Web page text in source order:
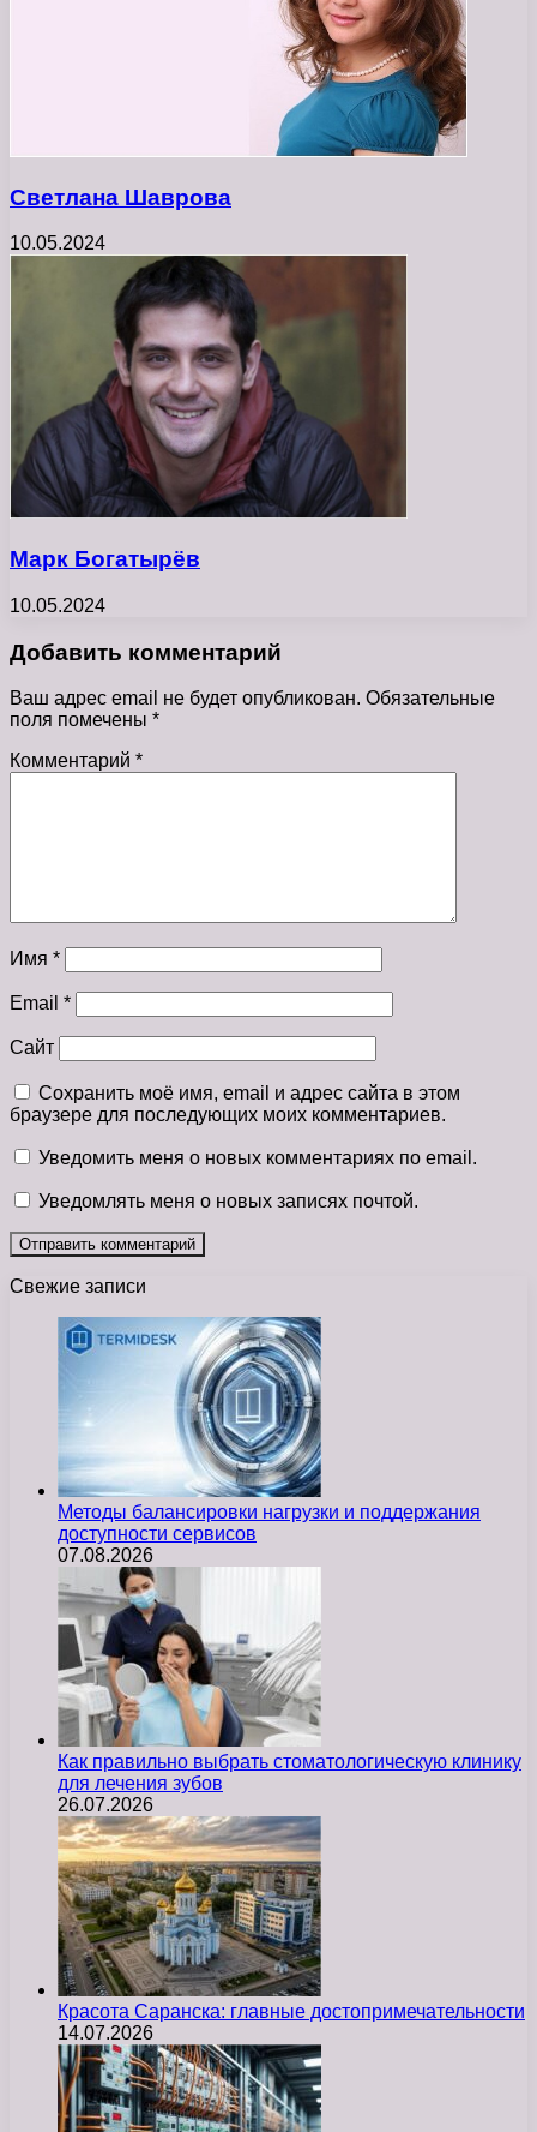
Светлана Шаврова
10.05.2024
Марк Богатырёв
10.05.2024
Добавить комментарий
Ваш адрес email не будет опубликован. Обязательные
поля помечены *
Комментарий *
Имя *
Email *
Сайт
Сохранить моё имя, email и адрес сайта в этом
браузере для последующих моих комментариев.
Уведомить меня о новых комментариях по email.
Уведомлять меня о новых записях почтой.
Свежие записи
Методы балансировки нагрузки и поддержания
доступности сервисов
07.08.2026
Как правильно выбрать стоматологическую клинику
для лечения зубов
26.07.2026
Красота Саранска: главные достопримечательности
14.07.2026